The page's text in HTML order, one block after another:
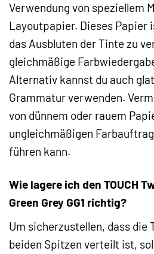
Verwendung von speziellem
Layoutpapier. Dieses Papier
das Ausbluten der Tinte zu
gleichmäßige
Alternativ kannst du auch
Grammatur verwenden.
von dünnem oder rauem
ungleichmäßigen
führen kann.
Wie lagere ich den TOUCH
Green Grey GG1 richtig?
Um sicherzustellen, dass die
beiden Spitzen verteilt ist,